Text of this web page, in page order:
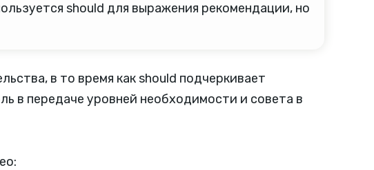
should для выражения рекомендации, но
в то время как should подчеркивает
в передаче уровней необходимости и совета в